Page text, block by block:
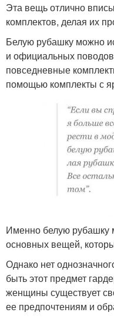
Эта вещь отлично
комплектов, делая их
Белую рубашку можно
и официальных
повседневные
помощью комплекты с
Именно белую рубашку
основных вещей,
Однако нет
быть этот предмет
женщины существует
ее предпочтениям и